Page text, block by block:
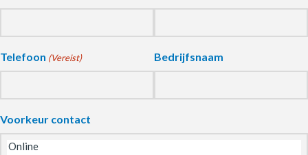
Telefoon (Vereist) Bedrijfsnaam
Voorkeur contact